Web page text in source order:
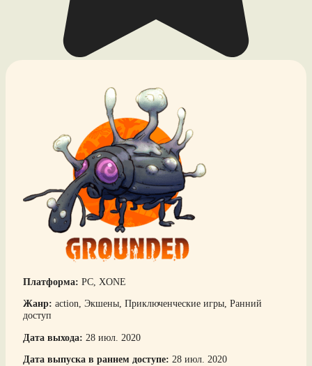
Платформа: PC, XONE
Жанр: action, Экшены, Приключенческие игры, Ранний
доступ
Дата выхода: 28 июл. 2020
Дата выпуска в раннем доступе: 28 июл. 2020